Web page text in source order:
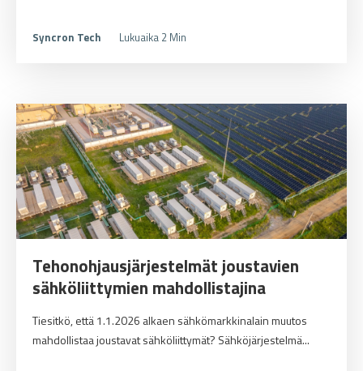
Syncron Tech Lukuaika 2 Min
Tehonohjausjärjestelmät joustavien
sähköliittymien mahdollistajina
Tiesitkö, että 1.1.2026 alkaen sähkömarkkinalain muutos
mahdollistaa joustavat sähköliittymät? Sähköjärjestelmä...